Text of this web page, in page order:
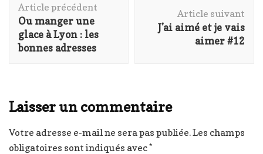
d'article
Article précédent
Ou manger une
glace à Lyon : les
bonnes adresses
Article suivant
J’ai aimé et je vais
aimer #12
Laisser un commentaire
Votre adresse e-mail ne sera pas publiée.Les champs
obligatoires sont indiqués avec*